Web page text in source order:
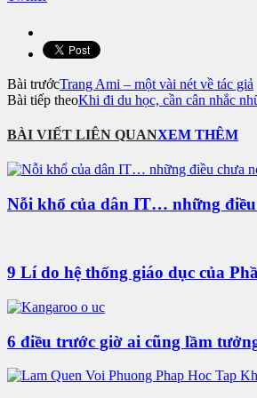
Bài trướcTrang Ami – một vài nét về tác giả
Bài tiếp theoKhi đi du học, cần cân nhắc
BÀI VIẾT LIÊN QUANXEM THÊM
Nỗi khổ của dân IT… những
9 Lí do hệ thống giáo dục của
6 điều trước giờ ai cũng lầm